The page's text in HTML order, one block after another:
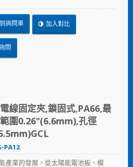
邊緣夾，提供兼顧品質與價格的解決
節省安裝時間、採用更可靠的PA12原
的環境下表現出色，延長產品使用壽
詢問車 加入對比
問
線固定夾,鎖固式,PA66,最
圍0.26"(6.6mm),孔徑
PA12
產業的發展，從太陽能電池板、模